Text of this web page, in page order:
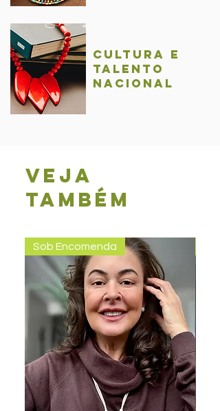
Cultura e
talentO
nacional
Veja
também
Sob Encomenda